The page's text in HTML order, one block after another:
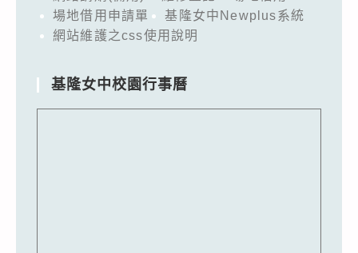
場地借用申請單
基隆女中Newplus系統
網站維護之css使用說明
基隆女中校園行事曆